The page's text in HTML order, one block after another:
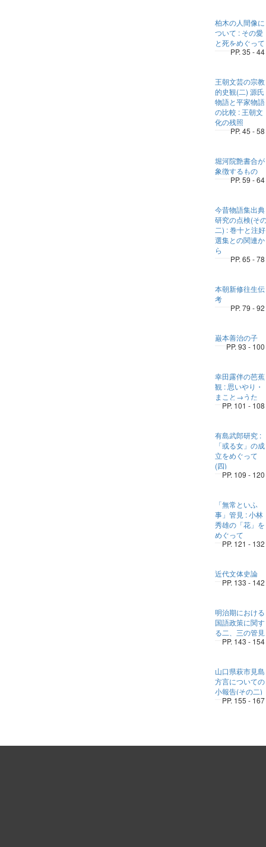
柏木の人間像に
ついて : その愛
と死をめぐって
PP. 35 - 44
王朝文芸の宗教
的史観(二) 源氏
物語と平家物語
の比較 : 王朝文
化の残照
PP. 45 - 58
堀河院艶書合が
象徴するもの
PP. 59 - 64
今昔物語集出典
研究の点検(そ
二) : 巻十と注好
選集との関連か
ら
PP. 65 - 78
本朝新修往生伝
考
PP. 79 - 92
巌本善治の子
PP. 93 - 100
幸田露伴の芭蕉
観 : 思いやり・
まこと→うた
PP. 101 - 108
有島武郎研究 :
「或る女」の成
立をめぐって
(四)
PP. 109 - 120
「無常といふ
事」管見 : 小林
秀雄の「花」を
めぐって
PP. 121 - 132
近代文体史論
PP. 133 - 142
明治期における
国語政策に関す
る二、三の管見
PP. 143 - 154
山口県萩市見島
方言についての
小報告(その二)
PP. 155 - 167